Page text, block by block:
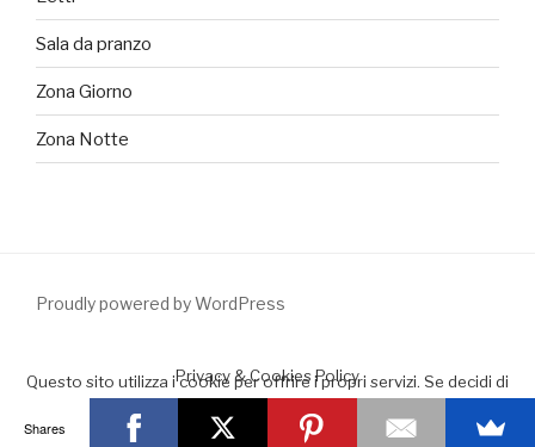
Sala da pranzo
Zona Giorno
Zona Notte
Proudly powered by WordPress
Questo sito utilizza i cookie per offrire i propri servizi. Se decidi di
continuare la navigazione consideriamo che accetti il loro uso.
Accept
Leggimi
Privacy & Cookies Policy
Shares